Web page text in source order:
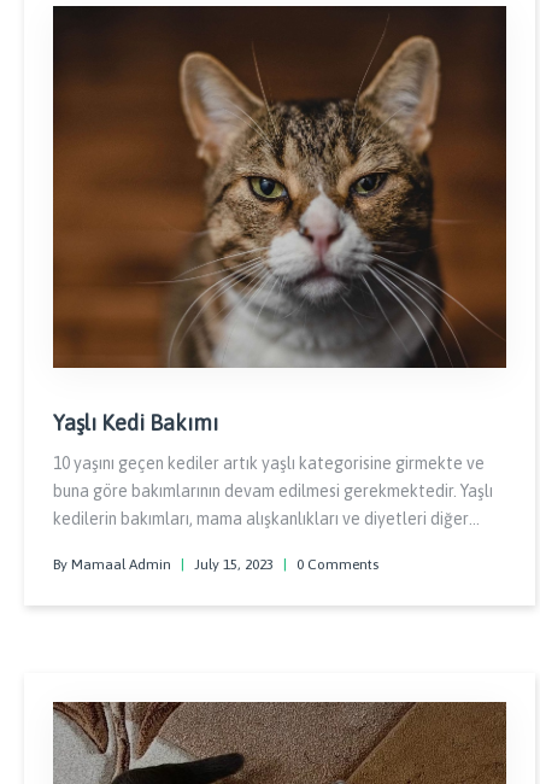
Yaşlı Kedi Bakımı
10 yaşını geçen kediler artık yaşlı kategorisine girmekte ve
buna göre bakımlarının devam edilmesi gerekmektedir. Yaşlı
kedilerin bakımları, mama alışkanlıkları ve diyetleri diğer
şekildedir. Çünkü kediler yaşlandıkça daha hassas bir yapıya
sahip olurlar.
By Mamaal Admin July 15, 2023 0 Comments